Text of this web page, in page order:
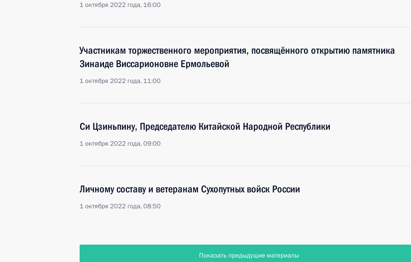
1 октября 2022 года, 16:00
Участникам торжественного мероприятия, посвящённого открытию памятника
Зинаиде Виссарионовне Ермольевой
1 октября 2022 года, 11:00
Си Цзиньпину, Председателю Китайской Народной Республики
1 октября 2022 года, 09:00
Личному составу и ветеранам Сухопутных войск России
1 октября 2022 года, 08:50
Показать предыдущие материалы